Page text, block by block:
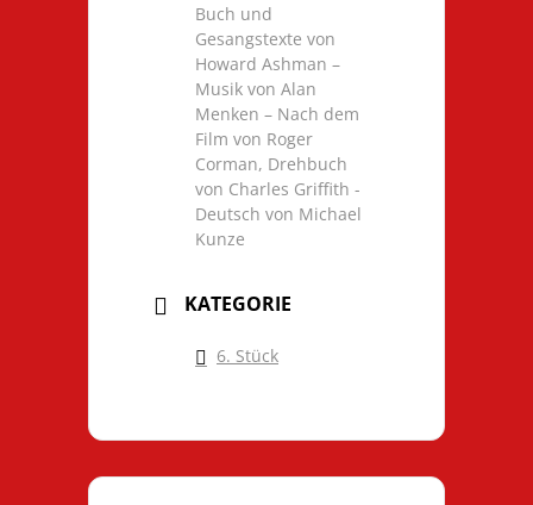
Buch und
Gesangstexte von
Howard Ashman –
Musik von Alan
Menken – Nach dem
Film von Roger
Corman, Drehbuch
von Charles Griffith -
Deutsch von Michael
Kunze
KATEGORIE
6. Stück